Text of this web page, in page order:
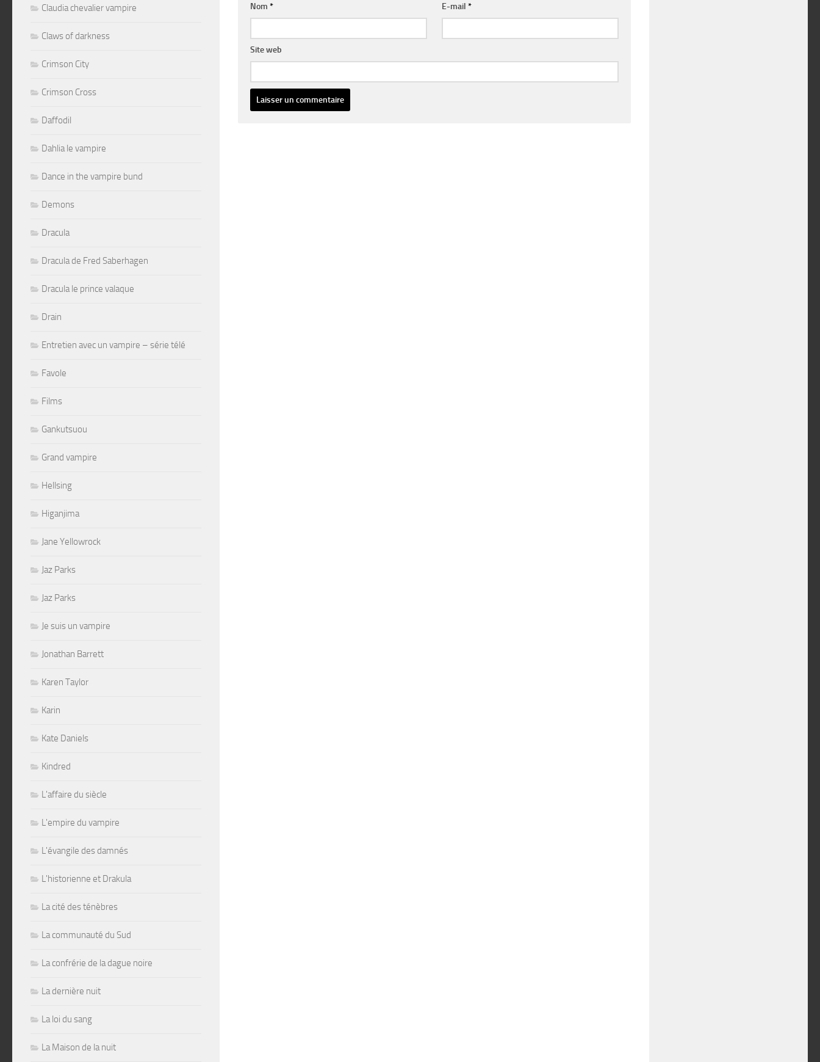
Nom * E-mail*
Site web
Claudia chevalier vampire
Claws of darkness
Crimson City
Crimson Cross
Daffodil
Dahlia le vampire
Dance in the vampire bund
Demons
Dracula
Dracula de Fred Saberhagen
Dracula le prince valaque
Drain
Entretien avec un vampire – série télé
Favole
Films
Gankutsuou
Grand vampire
Hellsing
Higanjima
Jane Yellowrock
Jaz Parks
Jaz Parks
Je suis un vampire
Jonathan Barrett
Karen Taylor
Karin
Kate Daniels
Kindred
L'affaire du siècle
L'empire du vampire
L'évangile des damnés
L'historienne et Drakula
La cité des ténèbres
La communauté du Sud
La confrérie de la dague noire
La dernière nuit
La loi du sang
La Maison de la nuit